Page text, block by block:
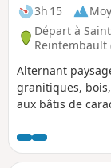
3h 15
Départ à
Reintembault
Alternant
granitiques,
aux bâtis de
terres et
d'interprétations